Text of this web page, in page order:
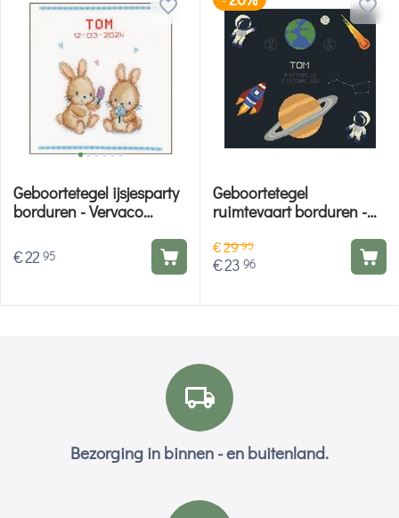
Geboortetegel ijsjesparty
borduren - Vervaco
€22 95
Geboortetegel
ruimtevaart borduren -
borduurpakket
€2995
€23 96
Bezorging in binnen - en buitenland.